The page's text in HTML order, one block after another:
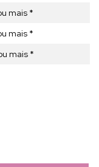
mais *
mais *
mais *